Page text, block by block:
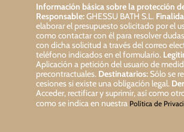
Información básica sobre la protección
Responsable:GHESSU BATH S.L.
elaborar el presupuesto solicitado por el
como contactar con él para resolver
con dicha solicitud a través del correo
teléfono indicados en el formulario.
Aplicación a petición del usuario de
precontractuales. Destinatarios:Sólo se
cesiones si existe una obligación legal.
Acceder, rectificar y suprimir, así como
como se indica en nuestra Política de